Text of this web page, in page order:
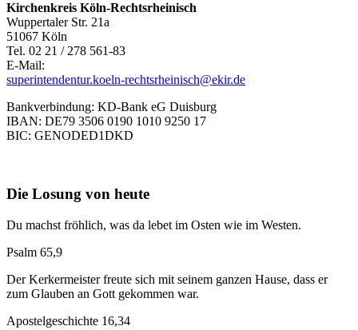
Kirchenkreis Köln-Rechtsrheinisch
Wuppertaler Str. 21a
51067 Köln
Tel. 02 21 / 278 561-83
E-Mail:
superintendentur.koeln-rechtsrheinisch@ekir.de
Bankverbindung: KD-Bank eG Duisburg
IBAN: DE79 3506 0190 1010 9250 17
BIC: GENODED1DKD
Die Losung von heute
Du machst fröhlich, was da lebet im Osten wie im Westen.
Psalm 65,9
Der Kerkermeister freute sich mit seinem ganzen Hause, dass er
zum Glauben an Gott gekommen war.
Apostelgeschichte 16,34